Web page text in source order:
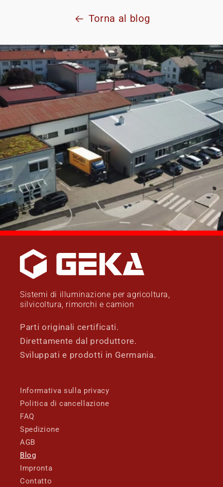
Torna al blog
Sistemi di illuminazione per agricoltura,
silvicoltura, rimorchi e camion
Parti originali certificati.
Direttamente dal produttore.
Sviluppati e prodotti in Germania.
Informativa sulla privacy
Politica di cancellazione
FAQ
Spedizione
AGB
Blog
Impronta
Contatto